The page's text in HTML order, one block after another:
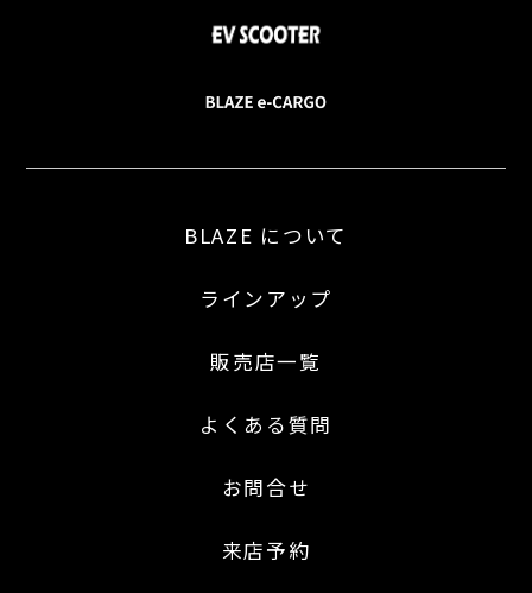
BLAZE について
ラインアップ
販売店一覧
よくある質問
お問合せ
来店予約